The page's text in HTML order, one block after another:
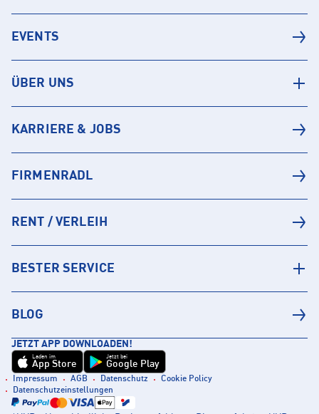
EVENTS
ÜBER UNS
KARRIERE & JOBS
FIRMENRADL
RENT / VERLEIH
BESTER SERVICE
BLOG
JETZT APP DOWNLOADEN!
Laden im
App Store
Jetzt bei
Google Play
Impressum AGB Datenschutz
Cookie Policy
Datenschutzeinstellungen